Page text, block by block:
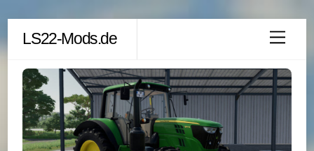
to
content
LS22-Mods.de